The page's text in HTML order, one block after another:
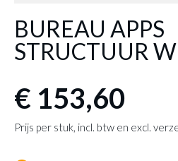
BUREAU APPS
STRUCTUUR
€ 153,60
Prijs per stuk, incl. btw en excl.